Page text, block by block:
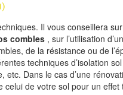
Il vous conseillera
combles , sur l’utilisation
de la résistance ou de
techniques d’isolation
Dans le cas d’une
celui de votre sol pour un